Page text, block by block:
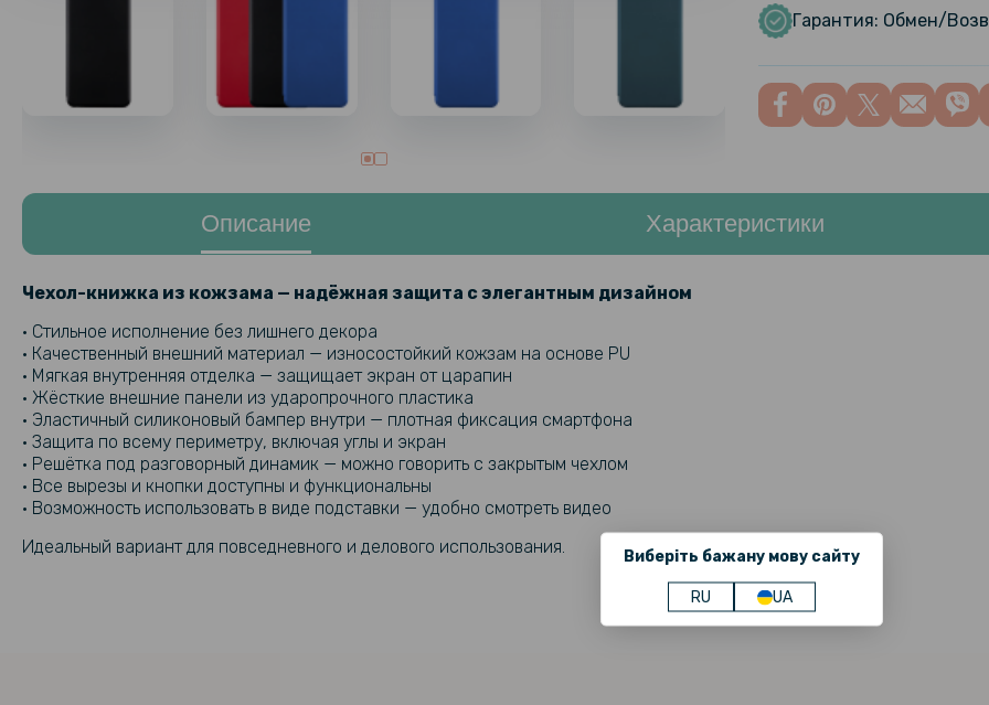
Виберіть бажану мову сайту
RU UA
Гарантия: Обмен/
Описание Характеристики
Чехол-книжка из кожзама — надёжная защита с элегантным дизайном
• Стильное исполнение без лишнего декора
• Качественный внешний материал — износостойкий кожзам на основе PU
• Мягкая внутренняя отделка — защищает экран от царапин
• Жёсткие внешние панели из ударопрочного пластика
• Эластичный силиконовый бампер внутри — плотная фиксация смартфона
• Защита по всему периметру, включая углы и экран
• Решётка под разговорный динамик — можно говорить с закрытым чехлом
• Все вырезы и кнопки доступны и функциональны
• Возможность использовать в виде подставки — удобно смотреть видео
Идеальный вариант для повседневного и делового использования.